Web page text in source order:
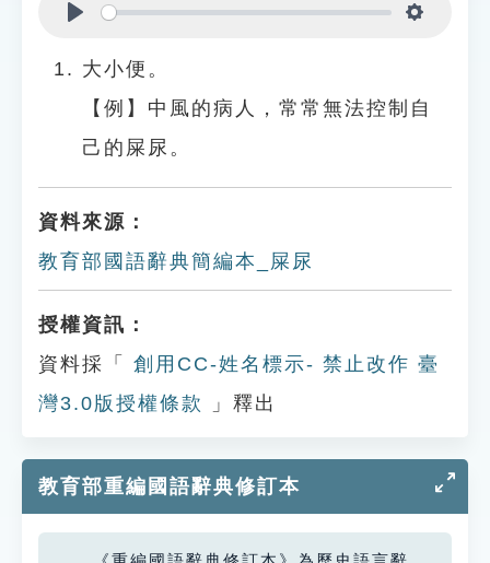
大小便。
【例】中風的病人，常常無法控制自
己的屎尿。
資料來源：
教育部國語辭典簡編本_屎尿
授權資訊：
資料採「
創用CC-姓名標示- 禁止改作 臺
灣3.0版授權條款
」釋出
教育部重編國語辭典修訂本